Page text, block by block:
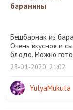
баранины
Бешбармак из
Очень вкусное и
блюдо. Можно
23-01-2020, 21:02
YulyaMukuta